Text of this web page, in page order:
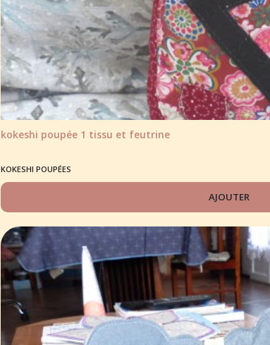
kokeshi poupée 1 tissu et feutrine
KOKESHI POUPÉES
AJOUTER